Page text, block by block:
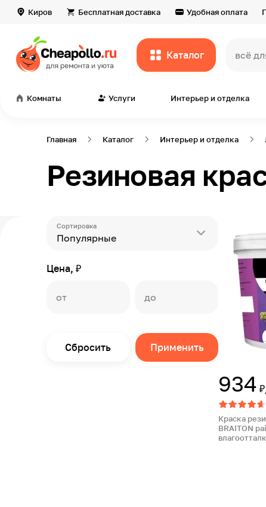
Киров Бесплатная доставка Удобная оплата
Каталог всё
Комнаты Услуги Интерьер и отделка
Главная Каталог Интерьер и отделка
Резиновая
Сортировка
Популярные
Цена, ₽
Сбросить Применить
934
Краска
BRAITON